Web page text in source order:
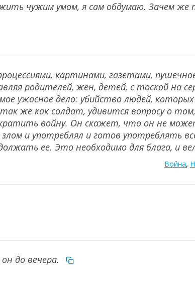
чужим умом, я сам обдумаю. Зачем же
картинами, газетами,
родителей, жен, детей, с тоской на
ужасное дело: убийство людей,
же как солдат, удивится вопросу о
войну. Он скажет, что он не
и употреблял и готов употреблять
ее. Это необходимо для блага, и
Война,
до вечера.